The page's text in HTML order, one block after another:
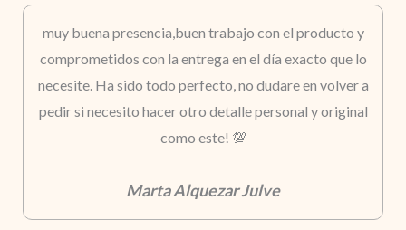
muy buena presencia,buen trabajo con el producto y
comprometidos con la entrega en el día exacto que lo
necesite. Ha sido todo perfecto, no dudare en volver a
pedir si necesito hacer otro detalle personal y original
como este! 💯
Marta Alquezar Julve